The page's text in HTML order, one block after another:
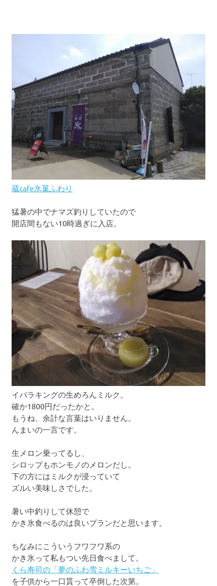
蔵cafe氷菓ふわり
猛暑の中でナマズ釣りしていたので
開店間もない10時過ぎに入店。
イバラキングの生めろんミルク。
確か1800円だったかと。
もうね、余計な言葉はいりません。
んまいの一言です。
生メロン乗ってるし、
シロップもホンモノのメロンだし。
下の方にはミルクが浸っていて
ズルい美味しさでした。
暑い中釣りして休憩で
かき氷食べるのは良いプランだと思います。
ちなみにこういうフワフワ系の
かき氷って私もつい先日食べまして。
くら寿司の「夢のふわ雪ミルキーいちご」
を子供から一口貰って卒倒した次第。